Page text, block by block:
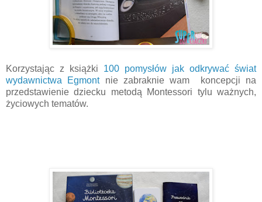
Korzystając z książki 100 pomysłów jak odkrywać świat
wydawnictwa Egmontnie zabraknie wam koncepcji na
przedstawienie dziecku metodą Montessori tylu ważnych,
życiowych tematów.